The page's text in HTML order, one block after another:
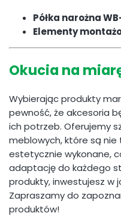
Półka narożna
Elementy
Okucia na
Wybierając produkty
pewność, że akcesoria
ich potrzeb. Oferujemy
meblowych, które są nie
estetycznie wykonane,
adaptację do każdego
produkty, inwestujesz w
Zapraszamy do
produktów!